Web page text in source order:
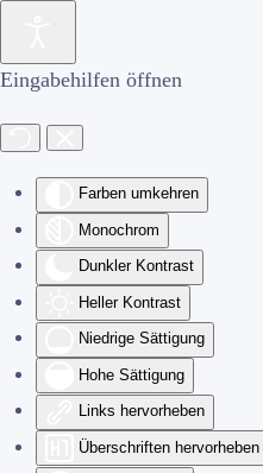
Eingabehilfen öffnen
Farben umkehren
Monochrom
Dunkler Kontrast
Heller Kontrast
Niedrige Sättigung
Hohe Sättigung
Links hervorheben
Überschriften hervorheben
Zum Hauptinhalt